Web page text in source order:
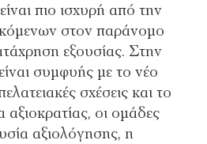
πιο ισχυρή από την
στον παράνομο
εξουσίας. Στην
συμφυής με το νέο
σχέσεις και το
αξιοκρατίας, οι ομάδες
αξιολόγησης, η